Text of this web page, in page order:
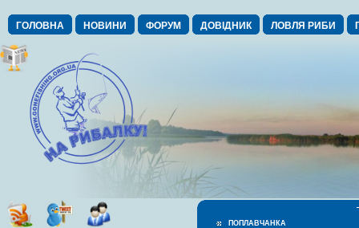
ГОЛОВНА НОВИНИ ФОРУМ ДОВІДНИК ЛОВЛЯ РИБИ
ПОПЛАВЧАНКА